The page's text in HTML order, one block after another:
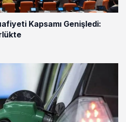
Kapsamı Genişledi: